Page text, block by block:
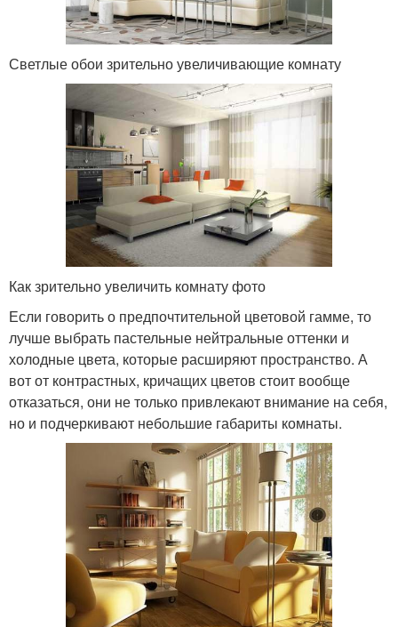
Светлые обои зрительно увеличивающие комнату
Как зрительно увеличить комнату фото
Если говорить о предпочтительной цветовой гамме, то
лучше выбрать пастельные нейтральные оттенки и
холодные цвета, которые расширяют пространство. А
вот от контрастных, кричащих цветов стоит вообще
отказаться, они не только привлекают внимание на себя,
но и подчеркивают небольшие габариты комнаты.